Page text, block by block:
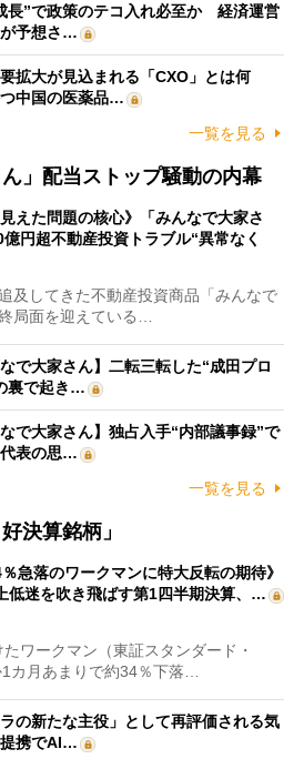
長”で政策のテコ入れ必至か 経済運営
予想さ…
拡大が見込まれる「CXO」とは何
中国の医薬品…
一覧を見る
ん」配当ストップ騒動の内幕
見えた問題の核心》「みんなで大家さ
円超不動産投資トラブル“異常なく
及してきた不動産投資商品「みんなで
局面を迎えている…
で大家さん】二転三転した“成田プロ
裏で起き…
で大家さん】独占入手“内部議事録”で
代表の思…
一覧を見る
決算銘柄」
％急落のワークマンに特大反転の期待》
低迷を吹き飛ばす第1四半期決算、…
ワークマン（東証スタンダード・
カ月あまりで約34％下落…
の新たな主役」として再評価される気
携でAI…